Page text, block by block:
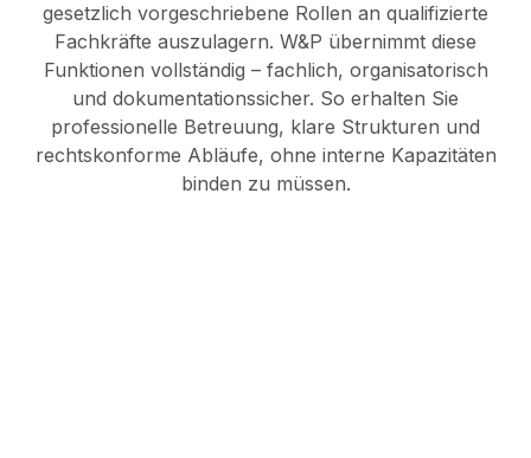
gesetzlich vorgeschriebene Rollen an qualifizierte
Fachkräfte auszulagern. W&P übernimmt diese
Funktionen vollständig – fachlich, organisatorisch
und dokumentationssicher. So erhalten Sie
professionelle Betreuung, klare Strukturen und
rechtskonforme Abläufe, ohne interne Kapazitäten
binden zu müssen.